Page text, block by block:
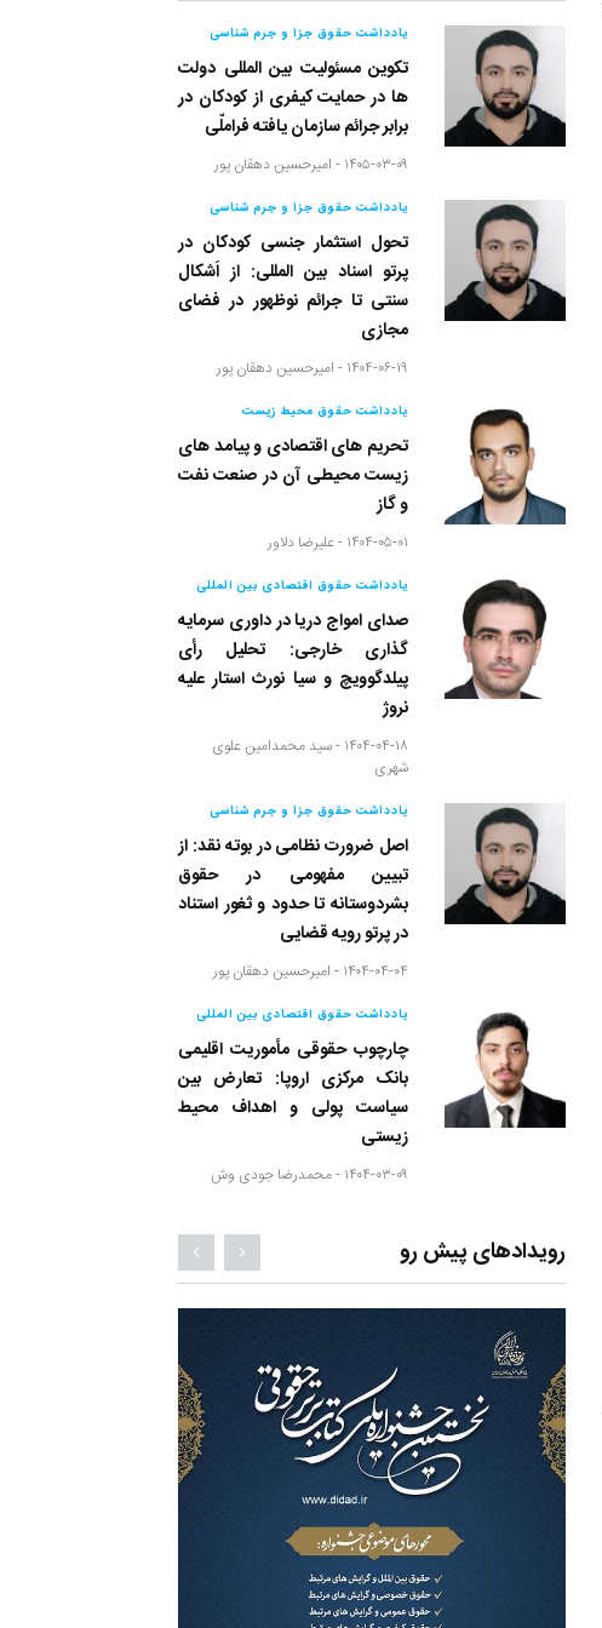
یادداشت حقوق جزا و جرم شناسی
تکوین مسئولیت بین المللی دولت
ها در حمایت کیفری از کودکان در
برابر جرائم سازمان یافته فراملّی
۱۴۰۵-۰۳-۰۹ - امیرحسین دهقان پور
یادداشت حقوق جزا و جرم شناسی
تحول استثمار جنسی کودکان در
پرتو اسناد بین المللی: از اَشکال
سنتی تا جرائم نوظهور در فضای
مجازی
۱۴۰۴-۰۶-۱۹ - امیرحسین دهقان پور
یادداشت حقوق محیط زیست
تحریم های اقتصادی و پیامد های
زیست محیطی آن در صنعت نفت
و گاز
۱۴۰۴-۰۵-۰۱ - علیرضا دلاور
یادداشت حقوق اقتصادی بین المللی
صدای امواج دریا در داوری سرمایه
گذاری خارجی: تحلیل رأی
پیلدگوویچ و سیا نورث استار علیه
نروژ
۱۴۰۴-۰۴-۱۸ - سید محمدامین علوی
شهری
یادداشت حقوق جزا و جرم شناسی
اصل ضرورت نظامی در بوته نقد: از
تبیین مفهومی در حقوق
بشردوستانه تا حدود و ثغور استناد
در پرتو رویه قضایی
۱۴۰۴-۰۴-۰۴ - امیرحسین دهقان پور
یادداشت حقوق اقتصادی بین المللی
چارچوب حقوقی مأموریت اقلیمی
بانک مرکزی اروپا: تعارض بین
سیاست پولی و اهداف محیط
زیستی
۱۴۰۴-۰۳-۰۹ - محمدرضا جودی وش
رویدادهای پیش رو